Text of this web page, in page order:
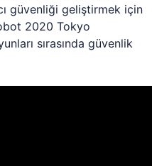
güvenliği geliştirmek için
2020 Tokyo
sırasında güvenlik